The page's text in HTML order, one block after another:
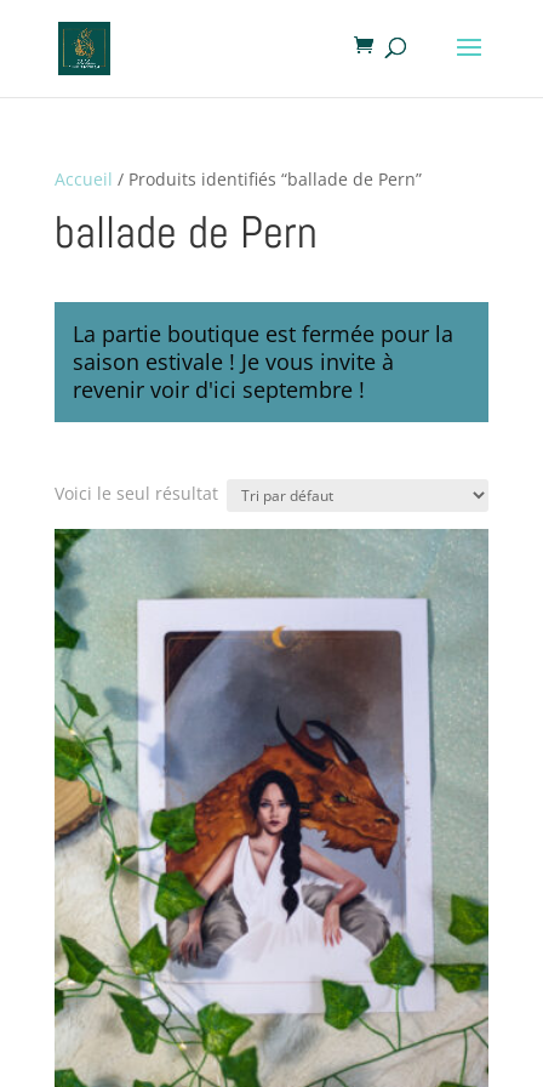
Accueil / Produits identifiés “ballade de Pern”
ballade de Pern
La partie boutique est fermée pour la
saison estivale ! Je vous invite à
revenir voir d'ici septembre !
Voici le seul résultat